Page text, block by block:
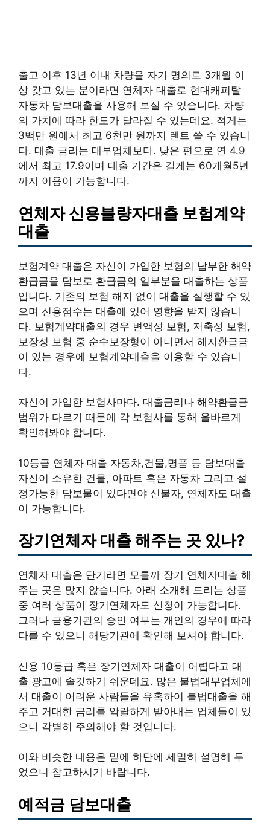
출고 이후 13년 이내 차량을 자기 명의로 3개월 이
상 갖고 있는 분이라면 연체자 대출로 현대캐피탈
자동차 담보대출을 사용해 보실 수 있습니다. 차량
의 가치에 따라 한도가 달라질 수 있는데요. 적게는
3백만 원에서 최고 6천만 원까지 렌트 쓸 수 있습니
다. 대출 금리는 대부업체보다. 낮은 편으로 연 4.9
에서 최고 17.9이며 대출 기간은 길게는 60개월5년
까지 이용이 가능합니다.
연체자 신용불량자대출 보험계약
대출
보험계약 대출은 자신이 가입한 보험의 납부한 해약
환급금을 담보로 환급금의 일부분을 대출하는 상품
입니다. 기존의 보험 해지 없이 대출을 실행할 수 있
으며 신용점수는 대출에 있어 영향을 받지 않습니
다. 보험계약대출의 경우 변액성 보험, 저축성 보험,
보장성 보험 중 순수보장형이 아니면서 해지환급금
이 있는 경우에 보험계약대출을 이용할 수 있습니
다.
자신이 가입한 보험사마다. 대출금리나 해약환급금
범위가 다르기 때문에 각 보험사를 통해 올바르게
확인해봐야 합니다.
10등급 연체자 대출 자동차,건물,명품 등 담보대출
자신이 소유한 건물, 아파트 혹은 자동차 그리고 설
정가능한 담보물이 있다면야 신불자, 연체자도 대출
이 가능합니다.
장기연체자 대출 해주는 곳 있나?
연체자 대출은 단기라면 모를까 장기 연체자대출 해
주는 곳은 많지 않습니다. 아래 소개해 드리는 상품
중 여러 상품이 장기연체자도 신청이 가능합니다.
그러나 금융기관의 승인 여부는 개인의 경우에 따라
다를 수 있으니 해당기관에 확인해 보셔야 합니다.
신용 10등급 혹은 장기연체자 대출이 어렵다고 대
출 광고에 솔깃하기 쉬운데요. 많은 불법대부업체에
서 대출이 어려운 사람들을 유혹하여 불법대출을 해
주고 거대한 금리를 악랄하게 받아내는 업체들이 있
으니 각별히 주의해야 할 것입니다.
이와 비슷한 내용은 밑에 하단에 세밀히 설명해 두
었으니 참고하시기 바랍니다.
예적금 담보대출